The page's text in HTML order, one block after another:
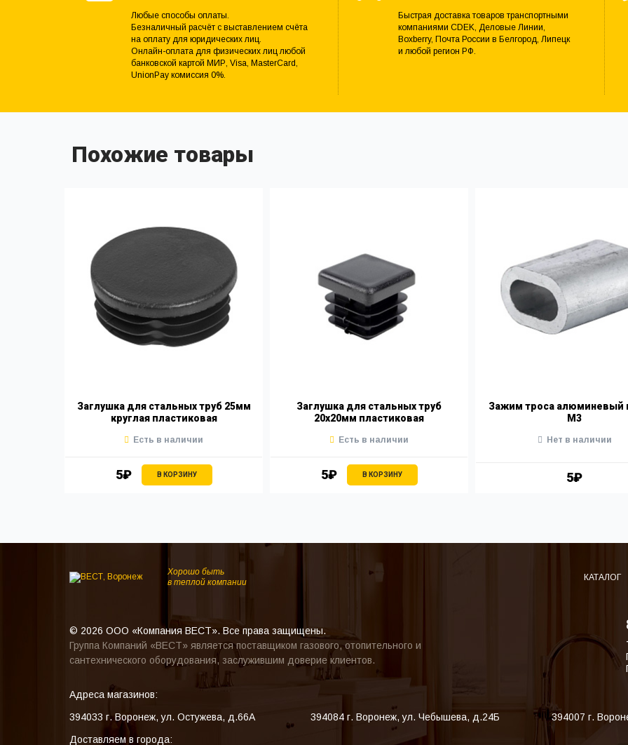
Любые способы оплаты.
Безналичный расчёт с выставлением счёта
на оплату для юридических лиц.
Онлайн-оплата для физических лиц любой
банковской картой МИР, Visa, MasterCard,
UnionPay комиссия 0%.
Быстрая доставка товаров транспортными
компаниями CDEK, Деловые Линии,
Boxberry, Почта России в Белгород, Липецк
и любой регион РФ.
Похожие товары
Заглушка для стальных труб 25мм
круглая пластиковая
5₽ В КОРЗИНУ
Есть в наличии
Заглушка для стальных труб
20х20мм пластиковая
5₽ В КОРЗИНУ
Есть в наличии
Зажим троса алюминевый
М3
5₽
Нет в наличии
Хорошо быть
в теплой компании
КАТАЛОГ
© 2026 ООО «Компания ВЕСТ». Все права защищены.
Группа Компаний «ВЕСТ» является поставщиком газового, отопительного и
сантехнического оборудования, заслужившим доверие клиентов.
Адреса магазинов:
394033 г. Воронеж,ул. Остужева, д.66А 394084 г. Воронеж,ул. Чебышева, д.24Б 394007 г.
Доставляем в города: